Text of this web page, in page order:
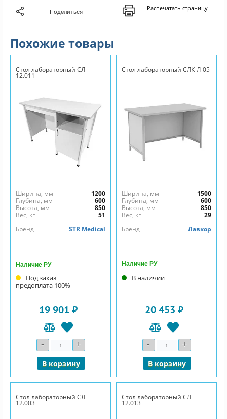
Поделиться Распечатать страницу
Похожие товары
Стол лабораторный СЛ
12.011
Ширина, мм
1200
Глубина, мм
600
Высота, мм
850
Вес, кг
51
Бренд
STR Medical
Наличие РУ
Под заказ
предоплата 100%
19 901 ₽
- Количество+
В корзину
Стол лабораторный СЛК-Л-05
Ширина, мм
1500
Глубина, мм
600
Высота, мм
850
Вес, кг
29
Бренд
Лавкор
Наличие РУ
В наличии
20 453 ₽
- Количество+
В корзину
Стол лабораторный СЛ
12.003
Стол лабораторный СЛ
12.013